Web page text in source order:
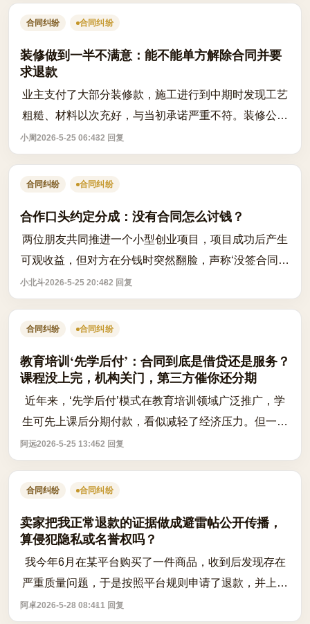
合同纠纷 合同纠纷
装修做到一半不满意：能不能单方解除合同并要
求退款
业主支付了大部分装修款，施工进行到中期时发现工艺
粗糙、材料以次充好，与当初承诺严重不符。装修公司
以‘合同未履行完毕’为由拒绝退款，甚至要求继续施
工。此时业主是否可以单方解除合同？能...
小周2026-5-25 06:432 回复
合同纠纷 合同纠纷
合作口头约定分成：没有合同怎么讨钱？
两位朋友共同推进一个小型创业项目，项目成功后产生
可观收益，但对方在分钱时突然翻脸，声称‘没签合同你
一分钱也别想拿’。这种情况下，真的就束手无策了吗？
答案是否定的。即便没有书面合同，...
小北斗2026-5-25 20:482 回复
合同纠纷 合同纠纷
教育培训‘先学后付’：合同到底是借贷还是服务？
课程没上完，机构关门，第三方催你还分期
近年来，‘先学后付’模式在教育培训领域广泛推广，学
生可先上课后分期付款，看似减轻了经济压力。但一旦
机构突然停业、跑路，学员不仅课程无法继续，还可能
收到第三方催收公司发来的还款通知，...
阿远2026-5-25 13:452 回复
合同纠纷 合同纠纷
卖家把我正常退款的证据做成避雷帖公开传播，
算侵犯隐私或名誉权吗？
我今年6月在某平台购买了一件商品，收到后发现存在
严重质量问题，于是按照平台规则申请了退款，并上传
了开箱照片和问题描述作为凭证。当时我完全出于维护
阿卓2026-5-28 08:411 回复